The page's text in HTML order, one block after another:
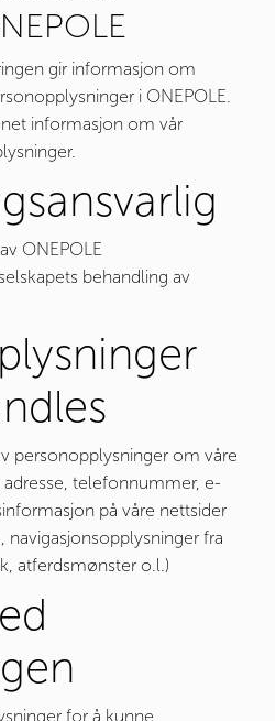
gir informasjon om
i ONEPOLE.
informasjon om vår
ONEPOLE
behandling av
personopplysninger om våre
adresse, telefonnummer, e-
på våre nettsider
navigasjonsopplysninger fra
atferdsmønster o.l.)
for å kunne